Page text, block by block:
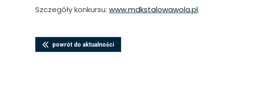
Szczegóły konkursu: www.mdkstalowawola.pl.
powrót do aktualności